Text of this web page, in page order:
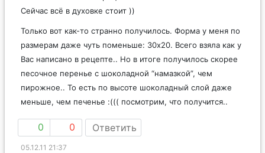
Сейчас всё в духовке стоит ))
Только вот как-то странно получилось. Форма у меня по
размерам даже чуть поменьше: 30х20. Всего взяла как у
Вас написано в рецепте.. Но в итоге получилось скорее
песочное перенье с шоколадной “намазкой”, чем
пирожное.. То есть по высоте шоколадный слой даже
меньше, чем печенье :((( посмотрим, что получится..
0 0 Ответить
05.12.11 21:37